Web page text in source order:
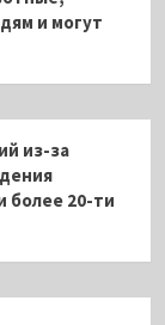
и могут
из-за
более 20-ти